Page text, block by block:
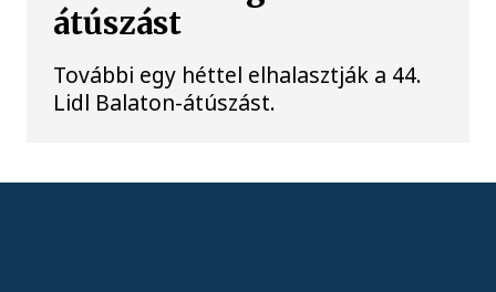
átúszást
További egy héttel elhalasztják a 44.
Lidl Balaton-átúszást.